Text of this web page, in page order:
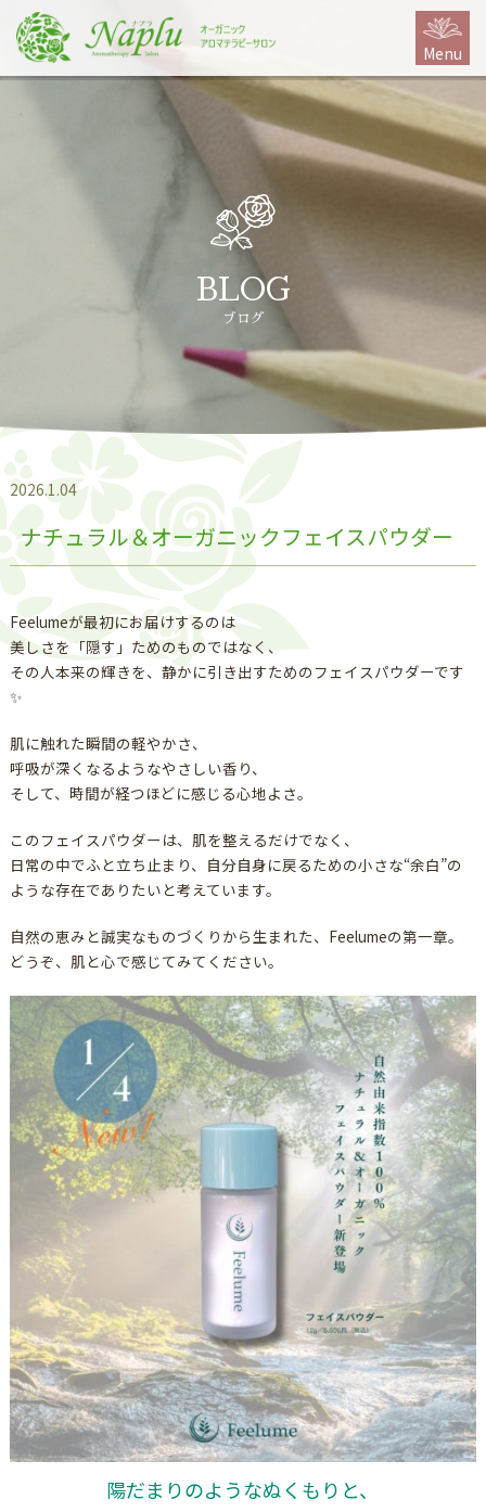
ス
Menu
BLOG
ブログ
2026.1.04
ナチュラル＆オーガニックフェイスパウダー
Feelumeが最初にお届けするのは
美しさを「隠す」ためのものではなく、
その人本来の輝きを、静かに引き出すためのフェイスパウダーです
✨
肌に触れた瞬間の軽やかさ、
呼吸が深くなるようなやさしい香り、
そして、時間が経つほどに感じる心地よさ。
このフェイスパウダーは、肌を整えるだけでなく、
日常の中でふと立ち止まり、自分自身に戻るための小さな“余白”の
ような存在でありたいと考えています。
自然の恵みと誠実なものづくりから生まれた、Feelumeの第一章。
どうぞ、肌と心で感じてみてください。
陽だまりのようなぬくもりと、